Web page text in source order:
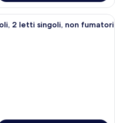
Una camera d'albergo con due letti,
2 letti singoli, non fumatori